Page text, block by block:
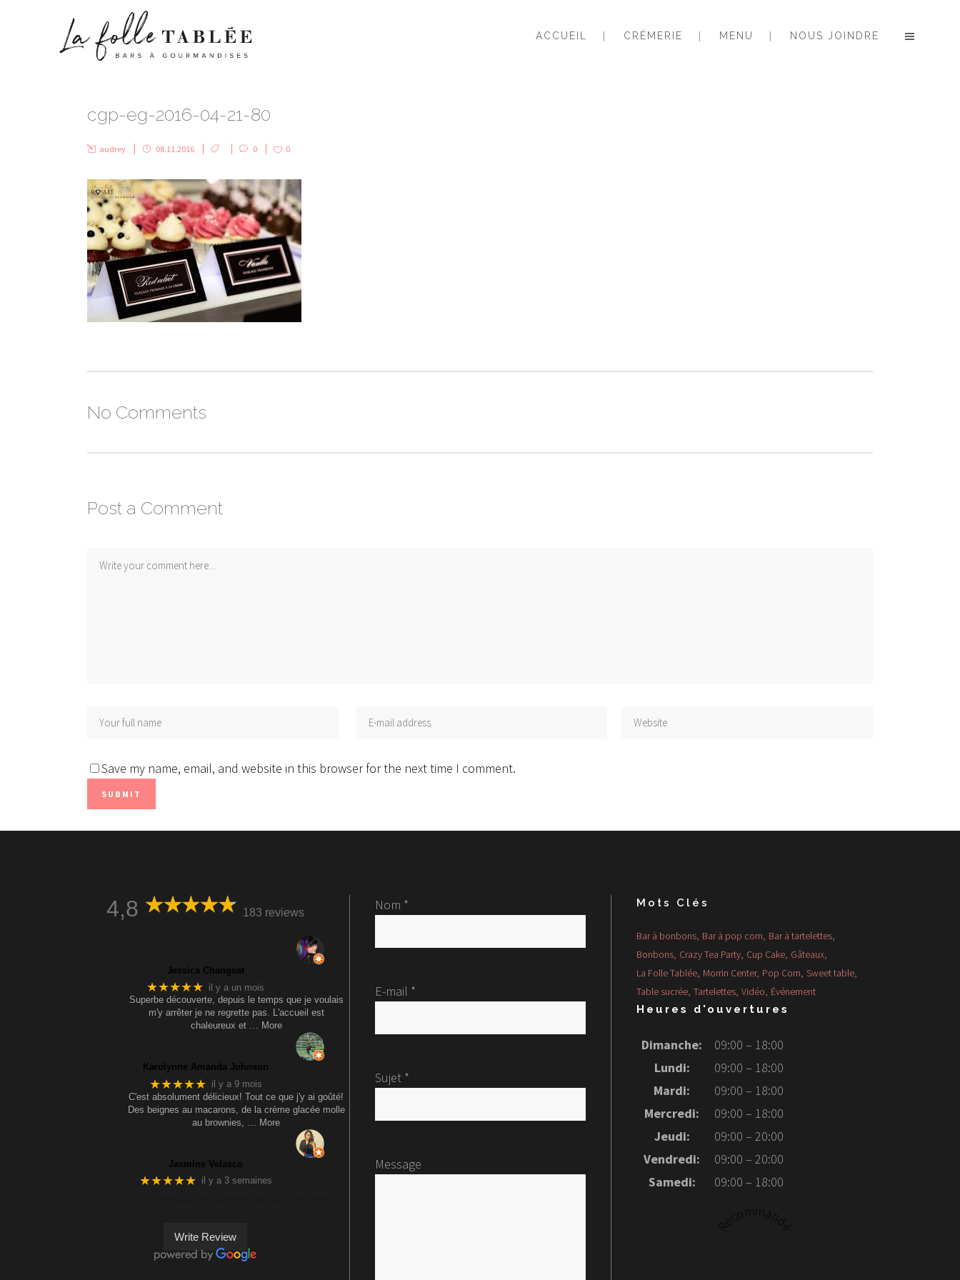
ACCUEIL CRÉMERIE MENU NOUS JOINDRE
cgp-eg-2016-04-21-80
audrey 08.11.2016 0 0
No Comments
Post a Comment
Save my name, email, and website in this browser for the next time I comment.
4,8 183 reviews
Jessica Changeat
★★★★★ il y a un mois
Superbe découverte, depuis le temps que je voulais
m'y arrêter je ne regrette pas. L'accueil est
chaleureux et … More
Karolynne Amanda Johnson
★★★★★ il y a 9 mois
C'est absolument délicieux! Tout ce que j'y ai goûté!
Des beignes au macarons, de la crème glacée molle
au brownies,
… More
Jasmine Velasco
★★★★★ il y a 3 semaines
Write Review
Nom *
E-mail *
Sujet *
Message
Mots Clés
Bar à bonbons Bar à pop corn Bar à tartelettes
Bonbons Crazy Tea Party Cup Cake Gâteaux
La Folle Tablée Morrin Center Pop Corn Sweet table
Table sucrée Tartelettes Vidéo Événement
Heures d'ouvertures
Dimanche:
09:00 – 18:00
Lundi:
09:00 – 18:00
Mardi:
09:00 – 18:00
Mercredi:
09:00 – 18:00
Jeudi:
09:00 – 20:00
Vendredi:
09:00 – 20:00
Samedi:
09:00 – 18:00
Recommandé